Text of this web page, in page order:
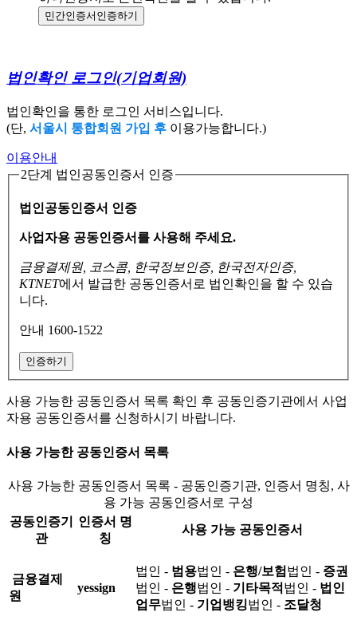
민간인증서 인증하기
법인확인 로그인(기업회원)
법인확인을 통한 로그인 서비스입니다.
(단, 서울시 통합회원 가입 후 이용가능합니다.)
이용안내
2단계 법인공동인증서 인증
법인공동인증서 인증
사업자용 공동인증서를 사용해 주세요.
금융결제원, 코스콤, 한국정보인증, 한국전자인증,
KTNET에서 발급한 공동인증서로 법인확인을 할 수 있습
니다.
안내 1600-1522
인증하기
사용 가능한 공동인증서 목록 확인 후 공동인증기관에서 사업
자용 공동인증서를 신청하시기 바랍니다.
사용 가능한 공동인증서 목록
사용 가능한 공동인증서 목록 - 공동인증기관, 인증서 명칭, 사
용 가능 공동인증서로 구성
공동인증기
관
인증서 명
칭
사용 가능 공동인증서
금융결제
원
yessign
법인 - 범용법인 - 은행/보험 법인 - 증권
법인 - 은행법인 - 기타목적 법인 - 법인
업무법인 - 기업뱅킹법인 - 조달청